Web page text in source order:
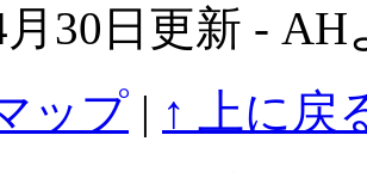
月30日更新 -
ップ | ↑ 上に戻